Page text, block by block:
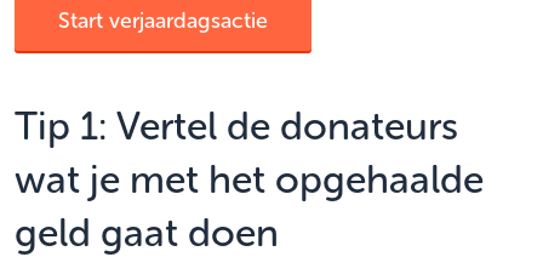
Start verjaardagsactie
Tip 1: Vertel de donateurs
wat je met het opgehaalde
geld gaat doen